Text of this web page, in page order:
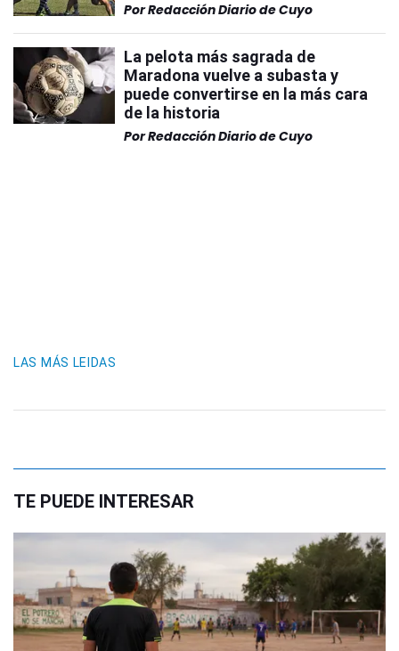
PorRedacción Diario de Cuyo
La pelota más sagrada de
Maradona vuelve a subasta y
puede convertirse en la más cara
de la historia
PorRedacción Diario de Cuyo
LAS MÁS LEIDAS
TE PUEDE INTERESAR